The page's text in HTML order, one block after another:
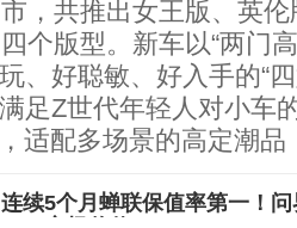
市，共推出女王版、英
四个版型。新车以“两门
、好聪敏、好入手的“
满足Z世代年轻人对
，适配多场景的高定
连续5个月蝉联保值率第一！